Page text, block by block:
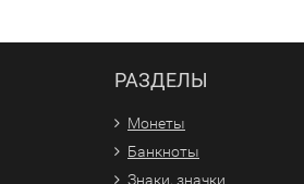
РАЗДЕЛЫ
Монеты
Банкноты
Знаки, значки